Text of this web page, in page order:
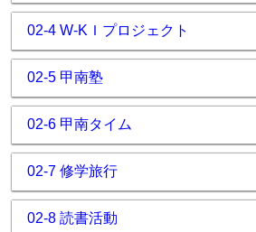
02-4 W-KＩプロジェクト
02-5 甲南塾
02-6 甲南タイム
02-7 修学旅行
02-8 読書活動